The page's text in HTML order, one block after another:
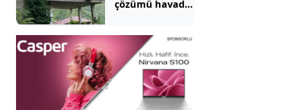
çözümü havada
üzerine lüks
villa yaptı